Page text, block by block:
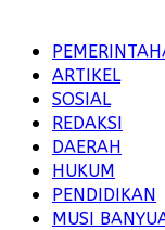
ARTIKEL
SOSIAL
REDAKSI
DAERAH
HUKUM
PENDIDIKAN
MUSI